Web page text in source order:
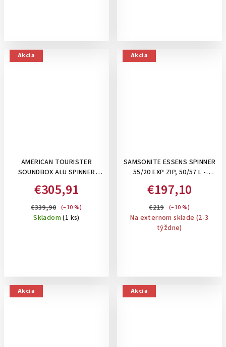
Akcia
AMERICAN TOURISTER
SOUNDBOX ALU SPINNER
ALUMÍNIOVÝ KUFOR SO
ZAPÍNANÍM NA 2 KLIPSY:
STORMY LILAC
€305,91
€339,90 (–10 %)
Skladom(1 ks)
Akcia
SAMSONITE ESSENS SPINNER
55/20 EXP ZIP, 50/57 L -
ROZŠÍRITEĽNÝ SO ZIPSOM:
MIDNIGHT BLUE
€197,10
€219 (–10 %)
Na externom sklade (2-3
týždne)
Akcia Akcia